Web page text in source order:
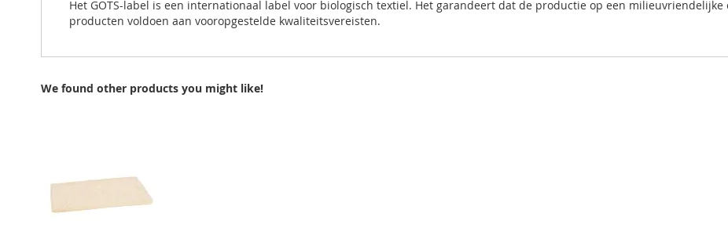
Het GOTS-label is een internationaal label voor biologisch textiel. Het garandeert dat de productie op een
producten voldoen aan vooropgestelde kwaliteitsvereisten.
We found other products you might like!